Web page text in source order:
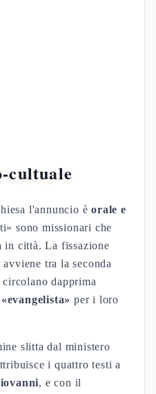
cultuale
l'annuncio èorale e
sono missionari che
in città. La fissazione
tra la seconda
dapprima
per i loro
slitta dal ministero
i quattro testi a
, e con il